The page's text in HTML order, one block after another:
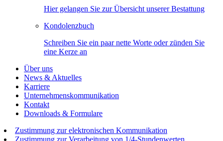
Hier gelangen Sie zur Übersicht unserer Bestattung
Kondolenzbuch
Schreiben Sie ein paar nette Worte oder zünden Sie
eine Kerze an
Über uns
News & Aktuelles
Karriere
Unternehmenskommunikation
Kontakt
Downloads & Formulare
Zustimmung zur elektronischen Kommunikation
Zustimmung zur Verarbeitung von 1/4-Stundenwerten